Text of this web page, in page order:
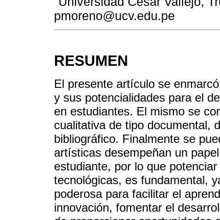
pmoreno@ucv.edu.pe
RESUMEN
El presente artículo se
y sus potencialidades para el
en estudiantes. El mismo se
cualitativa de tipo documental,
bibliográfico. Finalmente se
artísticas desempeñan un
estudiante, por lo que
tecnológicas, es fundamental,
poderosa para facilitar el
innovación, fomentar el